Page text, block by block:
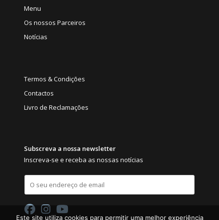
Menu
Os nossos Parceiros
Notícias
Termos & Condições
Contactos
Livro de Reclamações
Subscreva a nossa newsletter
Inscreva-se e receba as nossas notícias
E
a
l
Este site utiliza cookies para permitir uma melhor experiência